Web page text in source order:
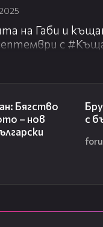
на Габи и
с
Бягство
– нов
с